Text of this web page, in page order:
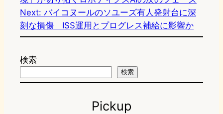
Next: バイコヌールのソユーズ有人発射台に深
刻な損傷 ISS運用とプログレス補給に影響か
検索
検索
Pickup